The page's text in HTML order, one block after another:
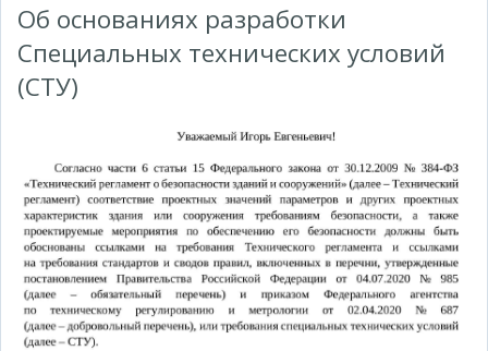
Об основаниях разработки
Специальных технических условий
(СТУ)